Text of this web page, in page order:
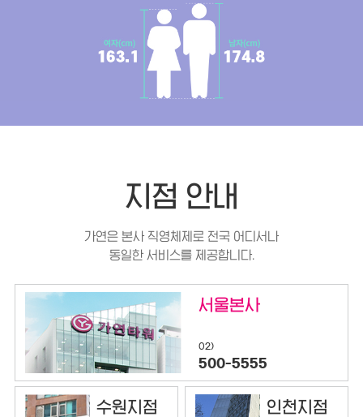
지점 안내
가연은 본사 직영체제로 전국 어디서나
동일한 서비스를 제공합니다.
서울본사
02)
500-5555
수원지점 인천지점